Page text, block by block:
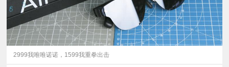
频
科
普2999我唯唯诺诺，1599我重拳出击